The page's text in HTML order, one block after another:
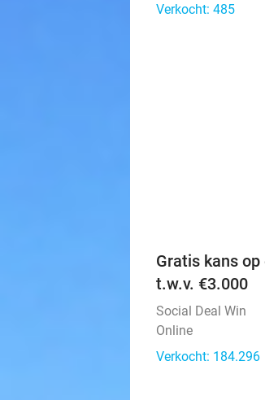
Verkocht: 485
Gratis kans
t.w.v. €3.000
Social Deal Win
Online
Verkocht: 184.296